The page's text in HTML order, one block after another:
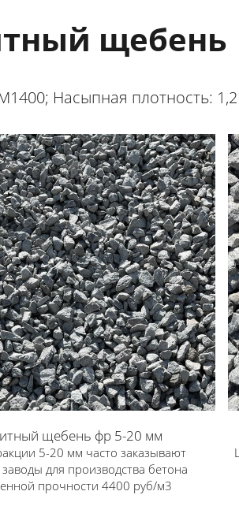
щебень
Насыпная плотность:
щебень фр 5-20 мм
5-20 мм часто заказывают
для производства бетона
прочности 4400 руб/м3